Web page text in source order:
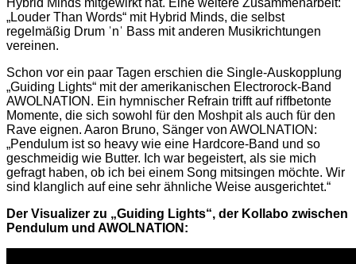
„Louder Than Words“ mit Hybrid Minds, die selbst
regelmäßig Drum ˈnˈ Bass mit anderen Musikrichtungen
vereinen.
Schon vor ein paar Tagen erschien die Single-Auskopplung
„Guiding Lights“ mit der amerikanischen Electrorock-Band
AWOLNATION. Ein hymnischer Refrain trifft auf riffbetonte
Momente, die sich sowohl für den Moshpit als auch für den
Rave eignen. Aaron Bruno, Sänger von AWOLNATION:
„Pendulum ist so heavy wie eine Hardcore-Band und so
geschmeidig wie Butter. Ich war begeistert, als sie mich
gefragt haben, ob ich bei einem Song mitsingen möchte. Wir
sind klanglich auf eine sehr ähnliche Weise ausgerichtet.“
Der Visualizer zu „Guiding Lights“, der Kollabo zwischen
Pendulum und AWOLNATION: